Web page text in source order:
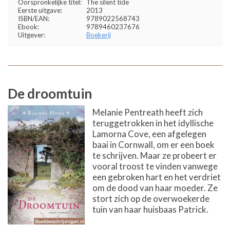
Oorspronkelijke titel:
The silent tide
Eerste uitgave:
2013
ISBN/EAN:
9789022568743
Ebook:
9789460237676
Uitgever:
Boekerij
De droomtuin
Melanie Pentreath heeft zich
teruggetrokken in het idyllische
Lamorna Cove, een afgelegen
baai in Cornwall, om er een boek
te schrijven. Maar ze probeert er
vooral troost te vinden vanwege
een gebroken hart en het verdriet
om de dood van haar moeder. Ze
stort zich op de overwoekerde
tuin van haar huisbaas Patrick.